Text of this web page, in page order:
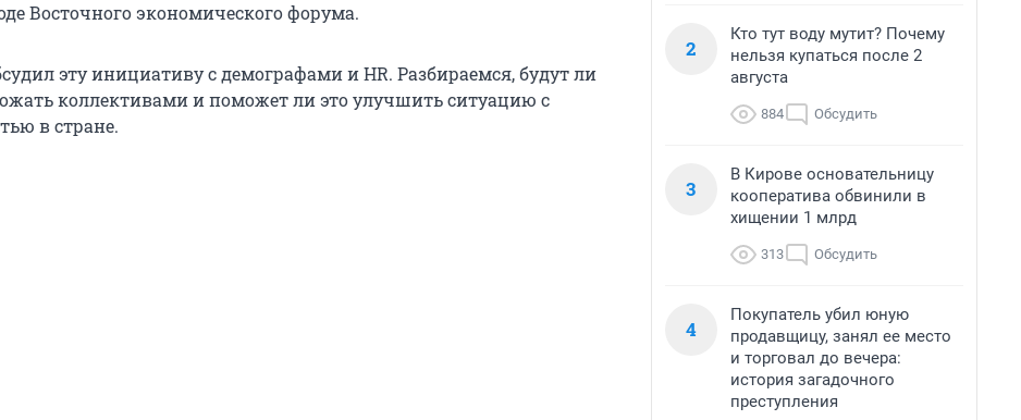
Восточного экономического форума.
эту инициативу с демографами и HR. Разбираемся, будут ли
коллективами и поможет ли это улучшить ситуацию с
в стране.
2
Кто тут воду мутит? Почему
нельзя купаться после 2
августа
884 Обсудить
3
В Кирове основательницу
кооператива обвинили в
хищении 1 млрд
313 Обсудить
4
Покупатель убил юную
продавщицу, занял ее место
и торговал до вечера:
история загадочного
преступления